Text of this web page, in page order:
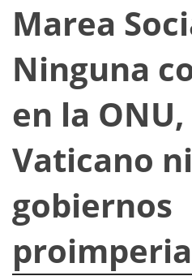
Marea
Ninguna
en la
Vaticano ni
gobiernos